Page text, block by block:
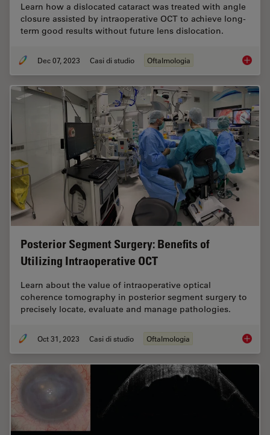
Learn how a dislocated cataract was treated with angle
closure assisted by intraoperative OCT to achieve long-
term good results without future lens dislocation.
Dec 07, 2023 Casi di studio Oftalmologia
Posterior Segment Surgery: Benefits of
Utilizing Intraoperative OCT
Learn about the value of intraoperative optical
coherence tomography in posterior segment surgery to
precisely locate, evaluate and manage pathologies.
Oct 31, 2023 Casi di studio Oftalmologia